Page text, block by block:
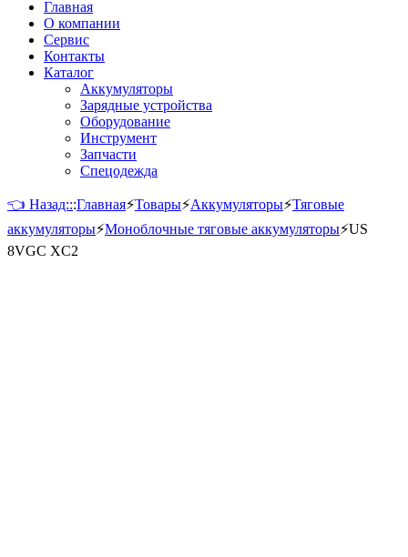
Главная
О компании
Сервис
Контакты
Каталог
Аккумуляторы
Зарядные устройства
Оборудование
Инструмент
Запчасти
Спецодежда
👈 Назад:::Главная⚡Товары⚡Аккумуляторы⚡Тяговые
аккумуляторы⚡Моноблочные тяговые аккумуляторы⚡US
8VGC XC2